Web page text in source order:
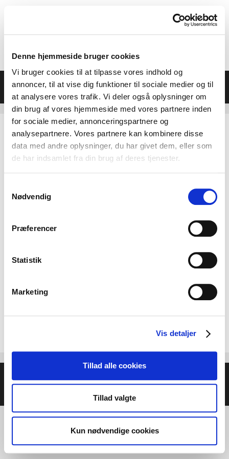
Denne hjemmeside bruger cookies
Vi bruger cookies til at tilpasse vores indhold og
annoncer, til at vise dig funktioner til sociale medier og til
at analysere vores trafik. Vi deler også oplysninger om
din brug af vores hjemmeside med vores partnere inden
for sociale medier, annonceringspartnere og
analysepartnere. Vores partnere kan kombinere disse
data med andre oplysninger, du har givet dem, eller som
de har indsamlet fra din brug af deres tjenester.
Nødvendig
Præferencer
Statistik
Marketing
Vis detaljer
Tillad alle cookies
Tillad valgte
Kun nødvendige cookies
indhold
Menu
Videoer for Horsens helse- og
Video for Horsens helsemesse kan også
© 2026 Helse- og Livsstilsmesse - Energien i Centrum•